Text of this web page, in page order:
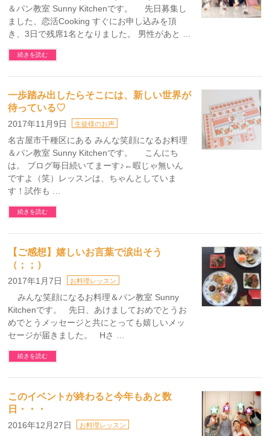
＆パン教室 Sunny Kitchenです。 先日募集し
ました、恋活Cooking すぐにお申し込みを頂
き、3日で残席1名となりました。 男性があと …
続きを読む
一歩踏み出したらそこには、新しい世界が
待っている♡
2017年11月9日 生徒様のお声
名古屋市千種区にある みんな笑顔になるお料理
＆パン教室 Sunny Kitchenです。 こんにち
は。 ブログ毎日続いてまーす♪←暇じゃ無いん
ですよ（笑）レッスンは、ちゃんとしていま
す！試作も …
続きを読む
【ご感想】嬉しいお言葉で涙出そう
（；；）
2017年1月7日 お料理レッスン
みんな笑顔になるお料理＆パン教室 Sunny
Kitchenです。 先日、あけましておめでとうお
めでとうメッセージと共にとっても嬉しいメッ
セージが届きました。 Hさ …
続きを読む
このイベントが終わると今年もあと数
日・・・
2016年12月27日 お料理レッスン